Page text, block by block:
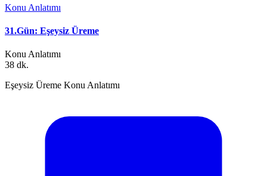
Konu Anlatımı
31.Gün: Eşeysiz Üreme
Konu Anlatımı
38 dk.
Eşeysiz Üreme Konu Anlatımı